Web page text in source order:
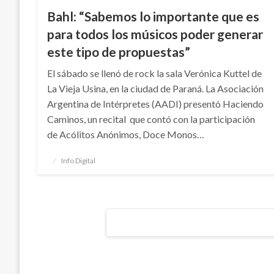
Bahl: “Sabemos lo importante que es
para todos los músicos poder generar
este tipo de propuestas”
El sábado se llenó de rock la sala Verónica Kuttel de
La Vieja Usina, en la ciudad de Paraná. La Asociación
Argentina de Intérpretes (AADI) presentó Haciendo
Caminos, un recital que contó con la participación
de Acólitos Anónimos, Doce Monos…
Publicado
Info Digital
Navegación